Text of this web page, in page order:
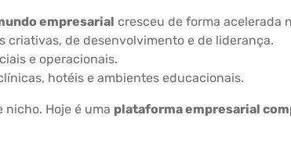
empresarial cresceu de forma acelerada
criativas, de desenvolvimento e de liderança.
e operacionais.
hotéis e ambientes educacionais.
nicho. Hoje é uma plataforma empresarial